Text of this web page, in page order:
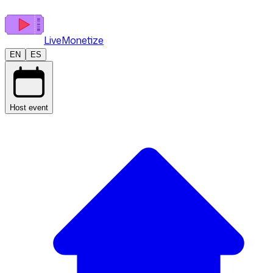
LiveMonetize
EN ES
Host event